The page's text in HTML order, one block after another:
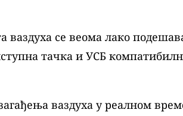
се веома лако
тачка и УСБ
ваздуха у реалном